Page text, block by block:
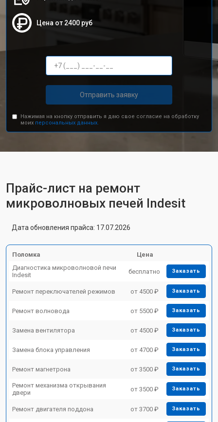
Цена от 2400 руб
Отправить заявку
Нажимая на кнопку отправить я даю свое согласие на обработку
моих персональных данных.
Прайс-лист на ремонт
микроволновых печей Indesit
Дата обновления прайса: 17.07.2026
Поломка
Цена
Диагностика микроволновой печи
Indesit
бесплатно Заказать
Ремонт переключателей режимов от 4500 ₽ Заказать
Ремонт волновода от 5500 ₽ Заказать
Замена вентилятора от 4500 ₽ Заказать
Замена блока управления от 4700 ₽ Заказать
Ремонт магнетрона от 3500 ₽ Заказать
Ремонт механизма открывания
двери
от 3500 ₽ Заказать
Ремонт двигателя поддона от 3700 ₽ Заказать